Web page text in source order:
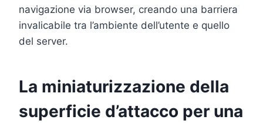
navigazione via browser, creando una barriera
invalicabile tra l’ambiente dell’utente e quello
del server.
La miniaturizzazione della
superficie d’attacco per una